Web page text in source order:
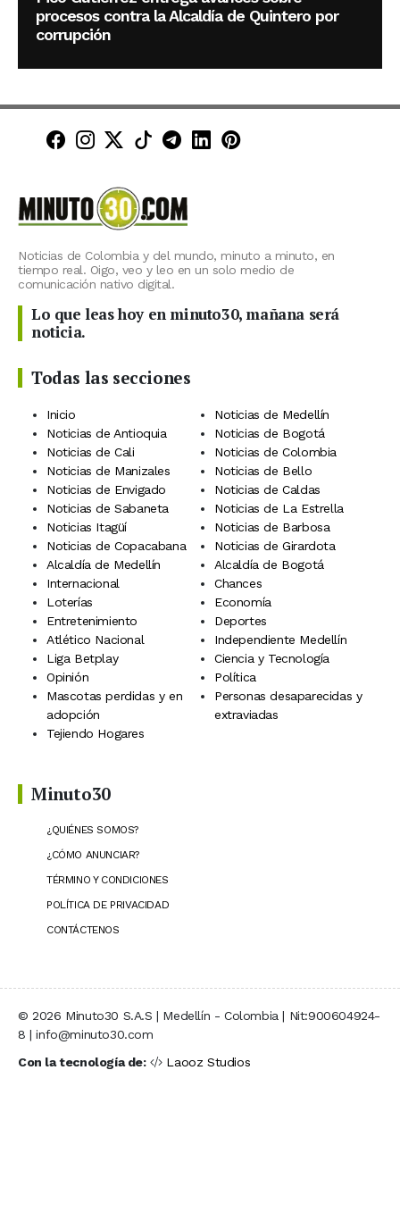
procesos contra la Alcaldía de Quintero por
corrupción
Minuto30 en Facebook
Minuto30 en Instagram
Minuto30 en X (Twitter)
Minuto30 en TikTok
Canal de Minuto30 en
Minuto30 en LinkedIn
Minuto30 en
Noticias de Colombia y del mundo, minuto a minuto, en
tiempo real. Oigo, veo y leo en un solo medio de
comunicación nativo digital.
Lo que leas hoy en minuto30, mañana será
noticia.
Todas las secciones
Inicio
Noticias de Medellín
Noticias de Antioquia
Noticias de Bogotá
Noticias de Cali
Noticias de Colombia
Noticias de Manizales
Noticias de Bello
Noticias de Envigado
Noticias de Caldas
Noticias de Sabaneta
Noticias de La Estrella
Noticias Itagüí
Noticias de Barbosa
Noticias de Copacabana
Noticias de Girardota
Alcaldía de Medellín
Alcaldía de Bogotá
Internacional
Chances
Loterías
Economía
Entretenimiento
Deportes
Atlético Nacional
Independiente Medellín
Liga Betplay
Ciencia y Tecnología
Opinión
Política
Mascotas perdidas y en
adopción
Personas desaparecidas y
extraviadas
Tejiendo Hogares
Minuto30
¿QUIÉNES SOMOS?
¿CÓMO ANUNCIAR?
TÉRMINO Y CONDICIONES
POLÍTICA DE PRIVACIDAD
CONTÁCTENOS
© 2026 Minuto30 S.A.S | Medellín - Colombia | Nit:900604924-
8 | info@minuto30.com
Con la tecnología de:
Laooz Studios